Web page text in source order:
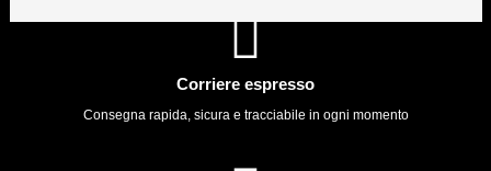
Corriere espresso
Consegna rapida, sicura e tracciabile in ogni momento